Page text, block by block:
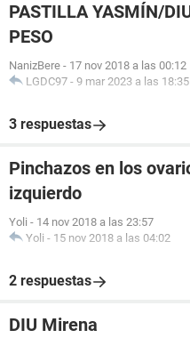
PASTILLA YASMÍN/
PESO
NanizBere - 17 nov 2018 a las 00:12
LGDC97 - 9 mar 2023 a las 18:35
3 respuestas
Pinchazos en los
izquierdo
Yoli - 14 nov 2018 a las 23:57
Yoli - 15 nov 2018 a las 04:02
2 respuestas
DIU Mirena